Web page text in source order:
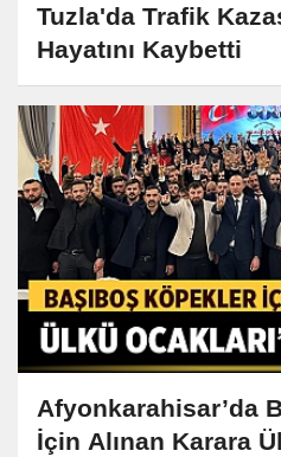
Tuzla'da Trafik
Hayatını Kaybetti
Afyonkarahisar’da
İçin Alınan Karara